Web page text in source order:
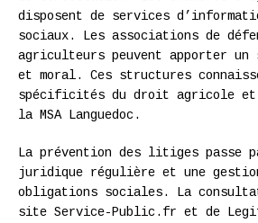
disposent de services
sociaux. Les associations de
agriculteurs peuvent apporter un
et moral. Ces structures
spécificités du droit agricole et
la MSA Languedoc.
La prévention des litiges passe
juridique régulière et une
obligations sociales. La
site Service-Public.fr et de